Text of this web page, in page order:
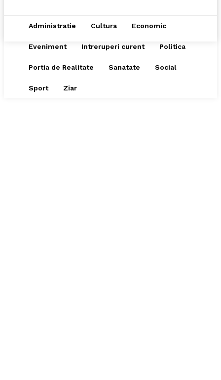
Administratie Cultura Economic
Eveniment Intreruperi curent Politica
Portia de Realitate Sanatate Social
Sport Ziar